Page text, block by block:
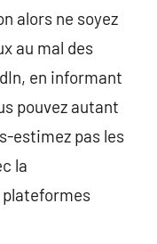
alors ne soyez
au mal des
en informant
pouvez autant
estimez pas les
la
plateformes